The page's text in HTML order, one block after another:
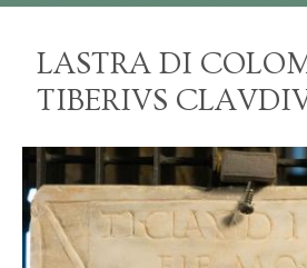
Menu principale
LASTRA DI
TIBERIVS